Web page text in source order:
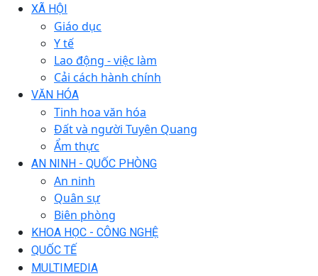
XÃ HỘI
Giáo dục
Y tế
Lao động - việc làm
Cải cách hành chính
VĂN HÓA
Tinh hoa văn hóa
Đất và người Tuyên Quang
Ẩm thực
AN NINH - QUỐC PHÒNG
An ninh
Quân sự
Biên phòng
KHOA HỌC - CÔNG NGHỆ
QUỐC TẾ
MULTIMEDIA